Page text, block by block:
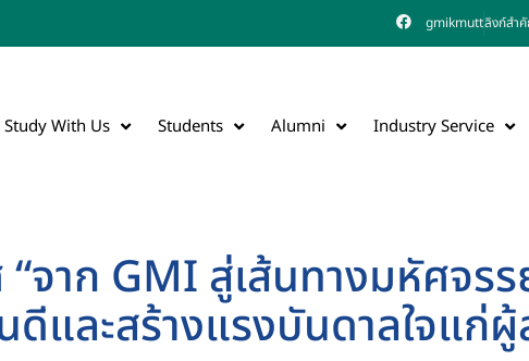
gmikmuttลิงก์สำ
Study With Us Students Alumni Industry Service
จาก GMI สู่เส้นทางมหัศจร
และสร้างแรงบันดาลใจแก่ผู้